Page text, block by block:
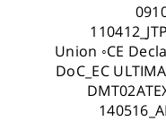
Union ◦CE
DoC_EC